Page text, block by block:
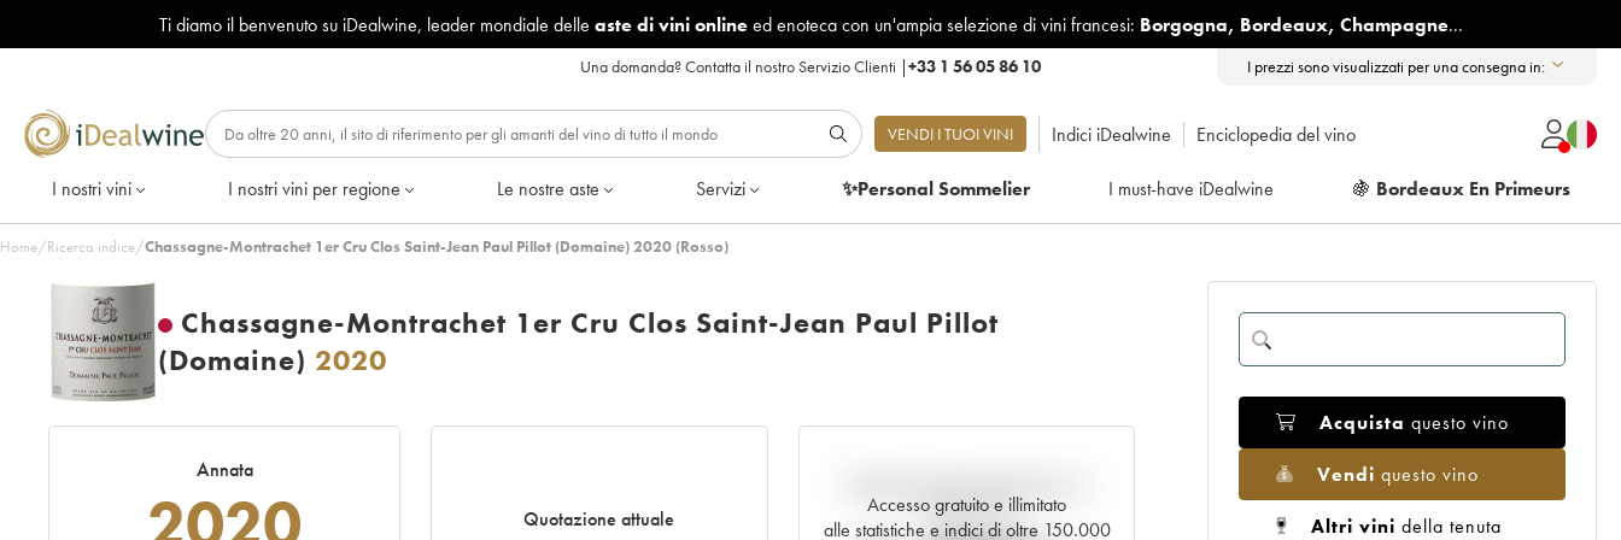
Ti diamo il benvenuto su iDealwine, leader mondiale delle aste di vini onlineed enoteca con un'ampia selezione di vini francesi: Borgogna, Bordeaux, Champagne...
Una domanda?Contatta il nostro Servizio Clienti |+33 1 56 05 86 10 I prezzi sono visualizzati per una consegna in:
VENDI I TUOI VINI Indici iDealwine Enciclopedia del vino
I nostri vini I nostri vini per regione Le nostre aste Servizi ✨Personal Sommelier I must-have iDealwine 🍇 Bordeaux En Primeurs
Home/Ricerca indice/Chassagne-Montrachet 1er Cru Clos Saint-Jean Paul Pillot (Domaine) 2020 (Rosso)
Chassagne-Montrachet 1er Cru Clos Saint-Jean Paul Pillot
(Domaine) 2020
Annata
Quotazione attuale
Accesso gratuito e illimitato
alle statistiche e indici di oltre 150.000
tempo reale
Acquista questo vino
Vendi questo vino
Altri vini della tenuta